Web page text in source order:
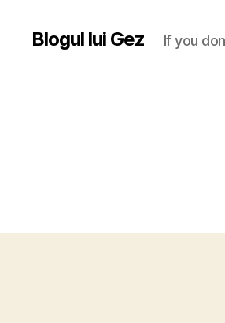
Blogul lui Gez If you